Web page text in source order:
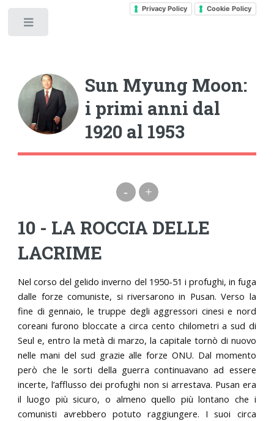
Privacy Policy Cookie Policy
Sun Myung Moon:
i primi anni dal
1920 al 1953
- +
10 - LA ROCCIA DELLE
LACRIME
Nel corso del gelido inverno del 1950-51 i profughi, in fuga
dalle forze comuniste, si riversarono in Pusan. Verso la
fine di gennaio, le truppe degli aggressori cinesi e nord
coreani furono bloccate a circa cento chilometri a sud di
Seul e, entro la metà di marzo, la capitale tornò di nuovo
nelle mani del sud grazie alle forze ONU. Dal momento
però che le sorti della guerra continuavano ad essere
incerte, l’afflusso dei profughi non si arrestava. Pusan era
il luogo più sicuro, o almeno quello più lontano che i
comunisti avrebbero potuto raggiungere. I suoi circa